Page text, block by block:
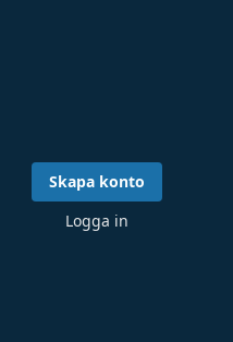
Skapa konto
Logga in